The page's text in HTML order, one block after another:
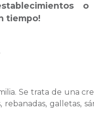
o
tiempo!
Se trata de una
galletas,